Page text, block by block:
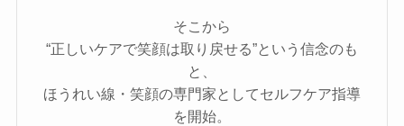
そこから
“正しいケアで笑顔は取り戻せる”という信念のも
と、
ほうれい線・笑顔の専門家としてセルフケア指導
を開始。